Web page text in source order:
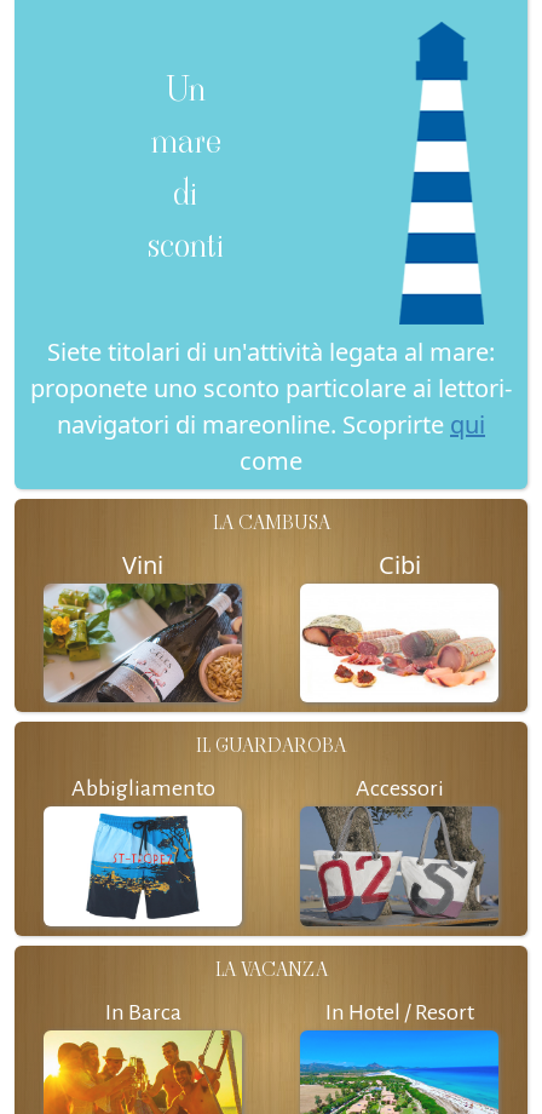
Un
mare
di
sconti
Siete titolari di un'attività legata al mare:
proponete uno sconto particolare ai lettori-
navigatori di mareonline. Scoprirte qui
come
LA CAMBUSA
Vini Cibi
IL GUARDAROBA
Abbigliamento Accessori
LA VACANZA
In Barca In Hotel / Resort